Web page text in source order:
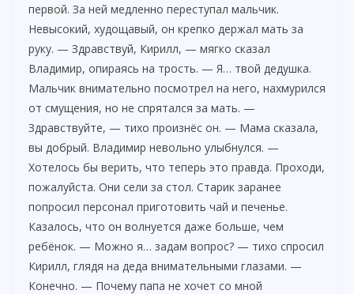
первой. За ней медленно переступал мальчик.
Невысокий, худощавый, он крепко держал мать за
руку. — Здравствуй, Кирилл, — мягко сказал
Владимир, опираясь на трость. — Я… твой дедушка.
Мальчик внимательно посмотрел на него, нахмурился
от смущения, но не спрятался за мать. —
Здравствуйте, — тихо произнёс он. — Мама сказала,
вы добрый. Владимир невольно улыбнулся. —
Хотелось бы верить, что теперь это правда. Проходи,
пожалуйста. Они сели за стол. Старик заранее
попросил персонал приготовить чай и печенье.
Казалось, что он волнуется даже больше, чем
ребёнок. — Можно я… задам вопрос? — тихо спросил
Кирилл, глядя на деда внимательными глазами. —
Конечно. — Почему папа не хочет со мной